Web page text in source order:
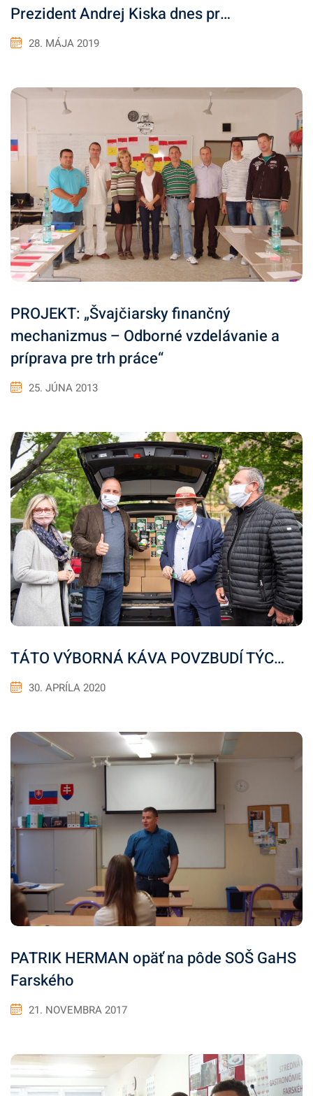
Prezident Andrej Kiska dnes pr…
28. MÁJA 2019
PROJEKT: „Švajčiarsky finančný
mechanizmus – Odborné vzdelávanie a
príprava pre trh práce“
25. JÚNA 2013
TÁTO VÝBORNÁ KÁVA POVZBUDÍ TÝC…
30. APRÍLA 2020
PATRIK HERMAN opäť na pôde SOŠ GaHS
Farského
21. NOVEMBRA 2017